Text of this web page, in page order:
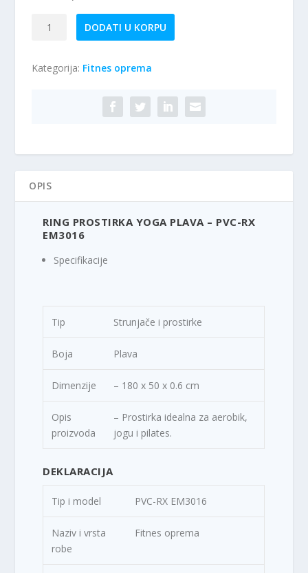
RING
plava
DODATI U KORPU
Kategorija: Fitnes oprema
OPIS
RING PROSTIRKA YOGA PLAVA – PVC-RX
EM3016
Specifikacije
Tip Strunjače i prostirke
Boja Plava
Dimenzije – 180 x 50 x 0.6 cm
Opis
proizvoda
– Prostirka idealna za aerobik,
jogu i pilates.
DEKLARACIJA
Tip i model PVC-RX EM3016
Naziv i vrsta
robe
Fitnes oprema